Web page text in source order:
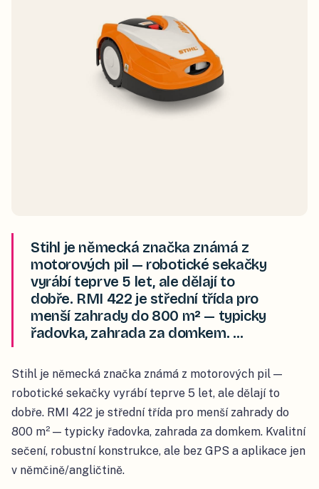
Stihl je německá značka známá z
motorových pil — robotické sekačky
vyrábí teprve 5 let, ale dělají to
dobře. RMI 422 je střední třída pro
menší zahrady do 800 m² — typicky
řadovka, zahrada za domkem. …
Stihl je německá značka známá z motorových pil —
robotické sekačky vyrábí teprve 5 let, ale dělají to
dobře. RMI 422 je střední třída pro menší zahrady do
800 m² — typicky řadovka, zahrada za domkem. Kvalitní
sečení, robustní konstrukce, ale bez GPS a aplikace jen
v němčině/angličtině.